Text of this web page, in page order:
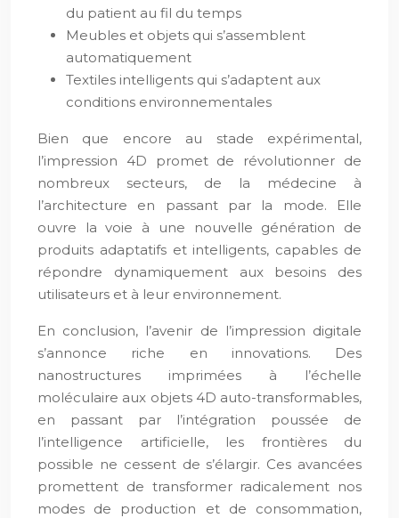
du patient au fil du temps
Meubles et objets qui s’assemblent
automatiquement
Textiles intelligents qui s’adaptent aux
conditions environnementales
Bien que encore au stade expérimental,
l’impression 4D promet de révolutionner de
nombreux secteurs, de la médecine à
l’architecture en passant par la mode. Elle
ouvre la voie à une nouvelle génération de
produits adaptatifs et intelligents, capables de
répondre dynamiquement aux besoins des
utilisateurs et à leur environnement.
En conclusion, l’avenir de l’impression digitale
s’annonce riche en innovations. Des
nanostructures imprimées à l’échelle
moléculaire aux objets 4D auto-transformables,
en passant par l’intégration poussée de
l’intelligence artificielle, les frontières du
possible ne cessent de s’élargir. Ces avancées
promettent de transformer radicalement nos
modes de production et de consommation,